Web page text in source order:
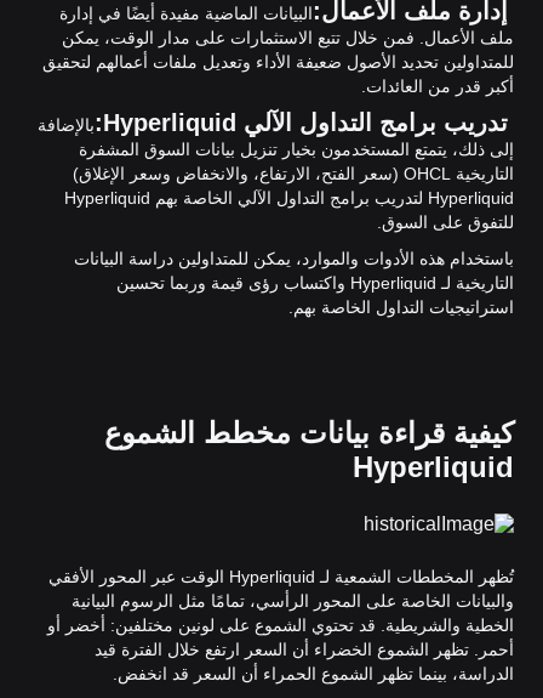
إدارة ملف الأعمال:البيانات الماضية مفيدة أيضًا في إدارة
ملف الأعمال. فمن خلال تتبع الاستثمارات على مدار الوقت، يمكن
للمتداولين تحديد الأصول ضعيفة الأداء وتعديل ملفات أعمالهم لتحقيق
أكبر قدر من العائدات.
تدريب برامج التداول الآلي Hyperliquid:
بالإضافة
إلى ذلك، يتمتع المستخدمون بخيار تنزيل بيانات السوق المشفرة
التاريخية OHCL (سعر الفتح، الارتفاع، والانخفاض وسعر الإغلاق)
Hyperliquid لتدريب برامج التداول الآلي الخاصة بهم Hyperliquid
للتفوق على السوق.
باستخدام هذه الأدوات والموارد، يمكن للمتداولين دراسة البيانات
التاريخية لـ Hyperliquid واكتساب رؤى قيمة وربما تحسين
استراتيجيات التداول الخاصة بهم.
كيفية قراءة بيانات مخطط الشموع
Hyperliquid
تُظهر المخططات الشمعية لـ Hyperliquid الوقت عبر المحور الأفقي
والبيانات الخاصة على المحور الرأسي، تمامًا مثل الرسوم البيانية
الخطية والشريطية. قد تحتوي الشموع على لونين مختلفين: أخضر أو
أحمر. تظهر الشموع الخضراء أن السعر ارتفع خلال الفترة قيد
الدراسة، بينما تظهر الشموع الحمراء أن السعر قد انخفض.